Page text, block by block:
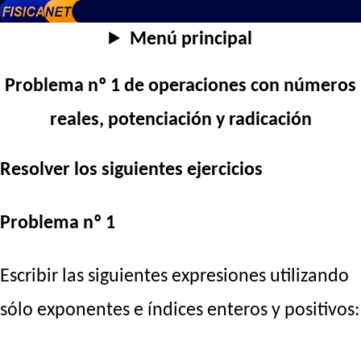
Menú principal
Problema nº 1 de operaciones con números
reales, potenciación y radicación
Resolver los siguientes ejercicios
Problema nº 1
Escribir las siguientes expresiones utilizando
sólo exponentes e índices enteros y positivos: